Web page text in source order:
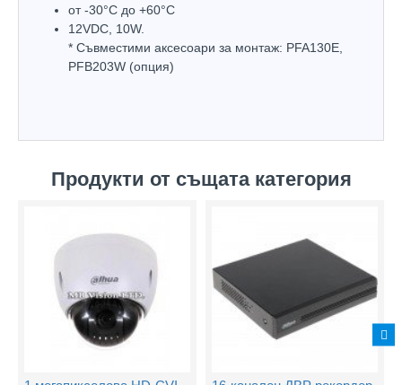
oт -30°С до +60°С
12VDC, 10W.
* Съвместими аксесоари за монтаж: PFA130Е,
PFB203W (опция)
Продукти от същата категория